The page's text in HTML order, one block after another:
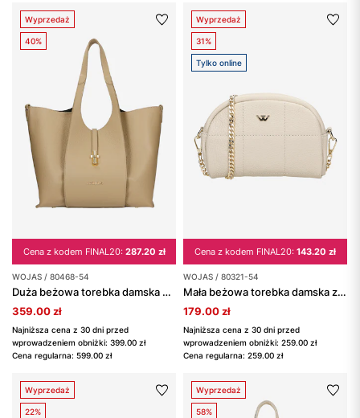
Wyprzedaż
40%
Cena z kodem FINAL20: 287.20 zł
WOJAS / 80468-54
Duża beżowa torebka damska ze skóry licowej
359.00 zł
Najniższa cena z 30 dni przed
wprowadzeniem obniżki: 399.00 zł
Cena regularna: 599.00 zł
Wyprzedaż
31%
Tylko online
Cena z kodem FINAL20: 143.20 zł
WOJAS / 80321-54
Mała beżowa torebka damska ze złotym łańcuszkiem
179.00 zł
Najniższa cena z 30 dni przed
wprowadzeniem obniżki: 259.00 zł
Cena regularna: 259.00 zł
Wyprzedaż
22%
Wyprzedaż
58%